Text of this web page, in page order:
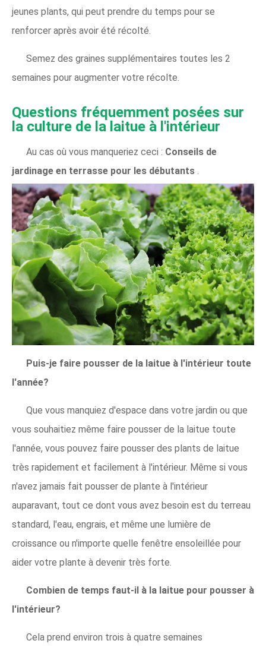
jeunes plants, qui peut prendre du temps pour se
renforcer après avoir été récolté.
Semez des graines supplémentaires toutes les 2
semaines pour augmenter votre récolte.
Questions fréquemment posées sur
la culture de la laitue à l'intérieur
Au cas où vous manqueriez ceci : Conseils de
jardinage en terrasse pour les débutants .
Puis-je faire pousser de la laitue à l'intérieur toute
l'année?
Que vous manquiez d'espace dans votre jardin ou que
vous souhaitiez même faire pousser de la laitue toute
l'année, vous pouvez faire pousser des plants de laitue
très rapidement et facilement à l'intérieur. Même si vous
n'avez jamais fait pousser de plante à l'intérieur
auparavant, tout ce dont vous avez besoin est du terreau
standard, l'eau, engrais, et même une lumière de
croissance ou n'importe quelle fenêtre ensoleillée pour
aider votre plante à devenir très forte.
Combien de temps faut-il à la laitue pour pousser à
l'intérieur?
Cela prend environ trois à quatre semaines